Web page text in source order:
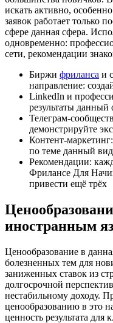
искать активно,
заявок работает только
сфере данная сфера.
одновременно:
сети, рекомендации
Биржи фриланса и
направление:
LinkedIn и
результаты данный
Телеграм-
демонстрируйте
Контент-
по теме данный
Рекомендации:
Фрилансе Для
привести ещё трёх
иностранным
Ценообразование в
болезненных тем для
заниженных ставок из
долгосрочной
нестабильному доходу.
ценообразованию в это
ценность результата для